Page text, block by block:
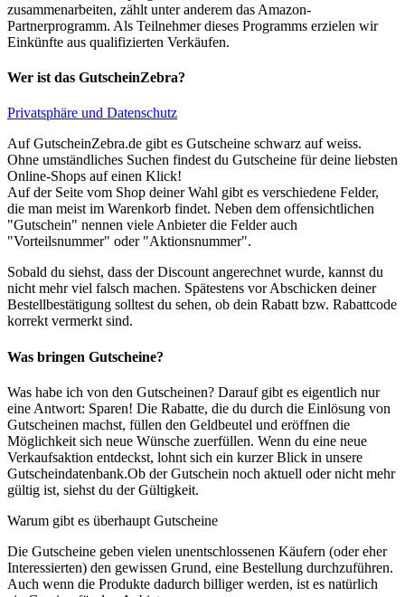
zusammenarbeiten, zählt unter anderem das Amazon-
Partnerprogramm. Als Teilnehmer dieses Programms erzielen wir
Einkünfte aus qualifizierten Verkäufen.
Wer ist das GutscheinZebra?
Privatsphäre und Datenschutz
Auf GutscheinZebra.de gibt es Gutscheine schwarz auf weiss.
Ohne umständliches Suchen findest du Gutscheine für deine liebsten
Online-Shops auf einen Klick!
Auf der Seite vom Shop deiner Wahl gibt es verschiedene Felder,
die man meist im Warenkorb findet. Neben dem offensichtlichen
"Gutschein" nennen viele Anbieter die Felder auch
"Vorteilsnummer" oder "Aktionsnummer".
Sobald du siehst, dass der Discount angerechnet wurde, kannst du
nicht mehr viel falsch machen. Spätestens vor Abschicken deiner
Bestellbestätigung solltest du sehen, ob dein Rabatt bzw. Rabattcode
korrekt vermerkt sind.
Was bringen Gutscheine?
Was habe ich von den Gutscheinen? Darauf gibt es eigentlich nur
eine Antwort: Sparen! Die Rabatte, die du durch die Einlösung von
Gutscheinen machst, füllen den Geldbeutel und eröffnen die
Möglichkeit sich neue Wünsche zuerfüllen. Wenn du eine neue
Verkaufsaktion entdeckst, lohnt sich ein kurzer Blick in unsere
Gutscheindatenbank.Ob der Gutschein noch aktuell oder nicht mehr
gültig ist, siehst du der Gültigkeit.
Warum gibt es überhaupt Gutscheine
Die Gutscheine geben vielen unentschlossenen Käufern (oder eher
Interessierten) den gewissen Grund, eine Bestellung durchzuführen.
Auch wenn die Produkte dadurch billiger werden, ist es natürlich